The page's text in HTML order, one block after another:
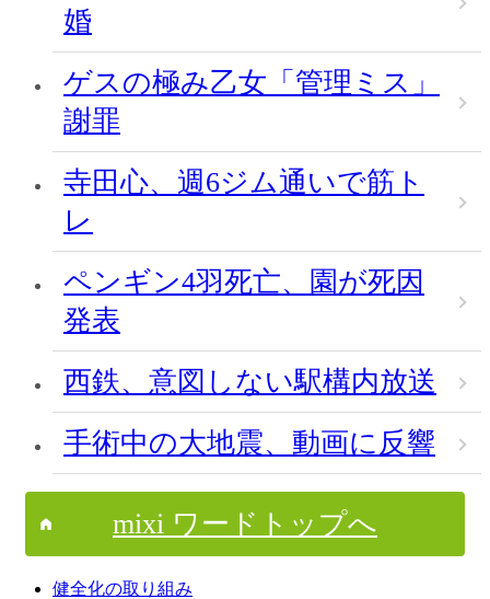
婚
ゲスの極み乙女「管理ミス」
謝罪
寺田心、週6ジム通いで筋ト
レ
ペンギン4羽死亡、園が死因
発表
西鉄、意図しない駅構内放送
手術中の大地震、動画に反響
mixi ワードトップへ
健全化の取り組み